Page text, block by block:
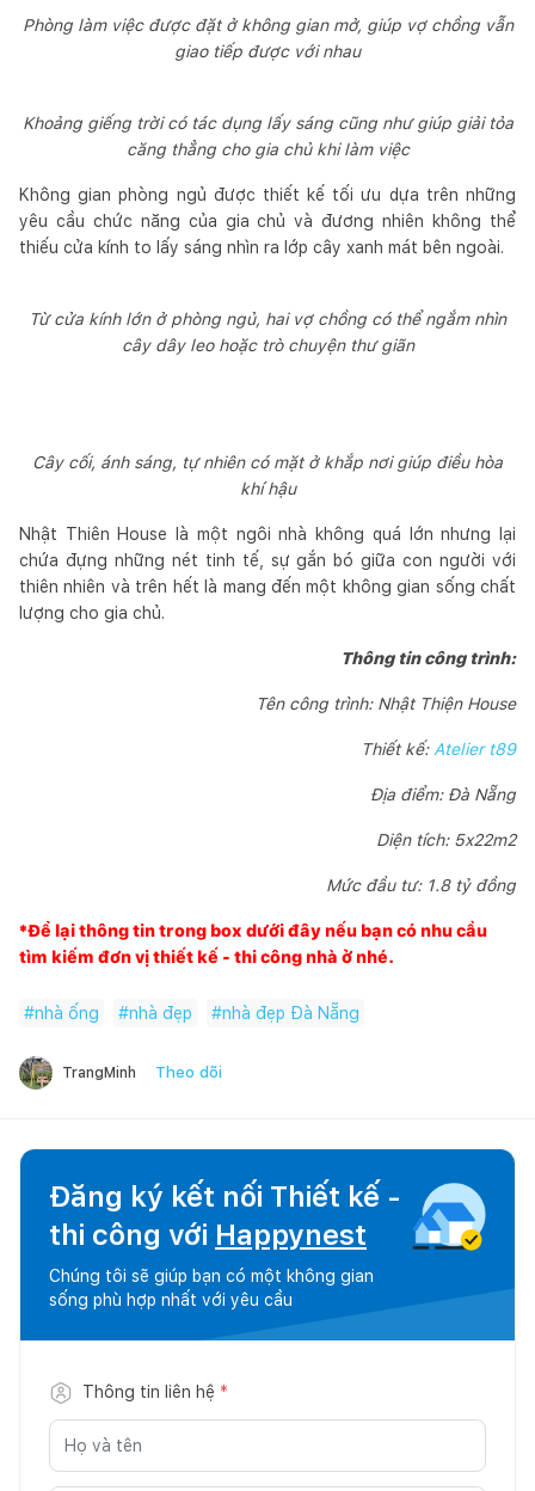
Phòng làm việc được đặt ở không gian mở, giúp vợ chồng vẫn
giao tiếp được với nhau
Khoảng giếng trời có tác dụng lấy sáng cũng như giúp giải tỏa
căng thẳng cho gia chủ khi làm việc
Không gian phòng ngủ được thiết kế tối ưu dựa trên những
yêu cầu chức năng của gia chủ và đương nhiên không thể
thiếu cửa kính to lấy sáng nhìn ra lớp cây xanh mát bên ngoài.
Từ cửa kính lớn ở phòng ngủ, hai vợ chồng có thể ngắm nhìn
cây dây leo hoặc trò chuyện thư giãn
Cây cối, ánh sáng, tự nhiên có mặt ở khắp nơi giúp điều hòa
khí hậu
Nhật Thiên House là một ngôi nhà không quá lớn nhưng lại
chứa đựng những nét tinh tế, sự gắn bó giữa con người với
thiên nhiên và trên hết là mang đến một không gian sống chất
lượng cho gia chủ.
Thông tin công trình:
Tên công trình: Nhật Thiện House
Thiết kế: Atelier t89
Địa điểm: Đà Nẵng
Diện tích: 5x22m2
Mức đầu tư: 1.8 tỷ đồng
*Để lại thông tin trong box dưới đây nếu bạn có nhu cầu
tìm kiếm đơn vị thiết kế - thi công nhà ở nhé.
#nhà ống #nhà đẹp #nhà đẹp Đà Nẵng
TrangMinh Theo dõi
Đăng ký kết nối Thiết kế -
thi công với Happynest
Chúng tôi sẽ giúp bạn có một không gian
sống phù hợp nhất với yêu cầu
Thông tin liên hệ *